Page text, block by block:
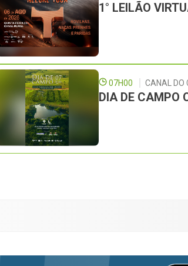
1° LEILÃO
07H00 CANAL DO
DIA DE CAMPO